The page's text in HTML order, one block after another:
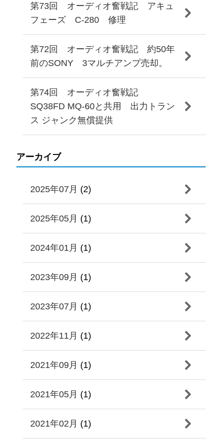
第73回 オーディオ奮戦記 アキュ
フェーズ C-280 修理
第72回 オーディオ奮戦記 約50年
前のSONY 3マルチアンプ売却。
第74回 オーディオ奮戦記
SQ38FD MQ-60と共用 出力トラン
ス ジャンク無償提供
アーカイブ
2025年07月 (2)
2025年05月 (1)
2024年01月 (1)
2023年09月 (1)
2023年07月 (1)
2022年11月 (1)
2021年09月 (1)
2021年05月 (1)
2021年02月 (1)